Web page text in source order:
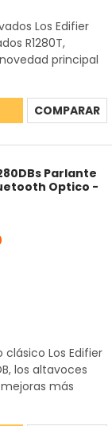
Los Edifier
R1280T,
principal
COMPARAR
Parlante
Optico -
clásico Los Edifier
los altavoces
más